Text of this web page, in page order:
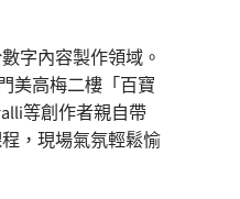
字內容製作領域。
美高梅二樓「百寶
等創作者親自帶
，現場氣氛輕鬆愉